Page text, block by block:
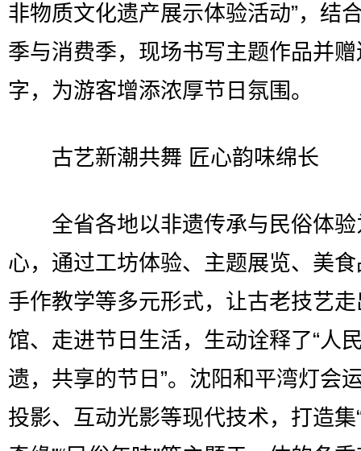
非物质文化遗产展示体验活动”，结
季与消费季，现场书写主题作品并
字，为游客增添浓厚节日氛围。
古艺新潮共舞 匠心韵味绵长
全省各地以非遗传承与民俗体验
心，通过工坊体验、主题展览、美
手作教学等多元形式，让古老技艺
馆、走进节日生活，生动诠释了“人
遗，共享的节日”。沈阳和平湾灯会
投影、互动光影等现代技术，打造集